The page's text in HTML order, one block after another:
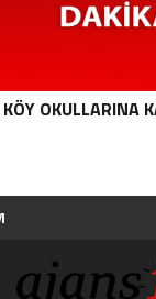
KÖY OKULLARINA